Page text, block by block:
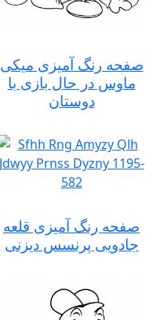
صفحه رنگ آمیزی میکی
ماوس در حال بازی با
دوستان
صفحه رنگ آمیزی قلعه
جادویی پرنسس دیزنی